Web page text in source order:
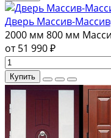
Дверь Массив-
2000 мм 800 мм
от 51 990 ₽
Купить